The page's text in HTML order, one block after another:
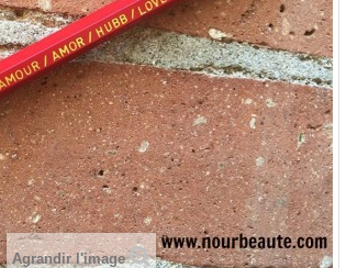
Agrandir l'image